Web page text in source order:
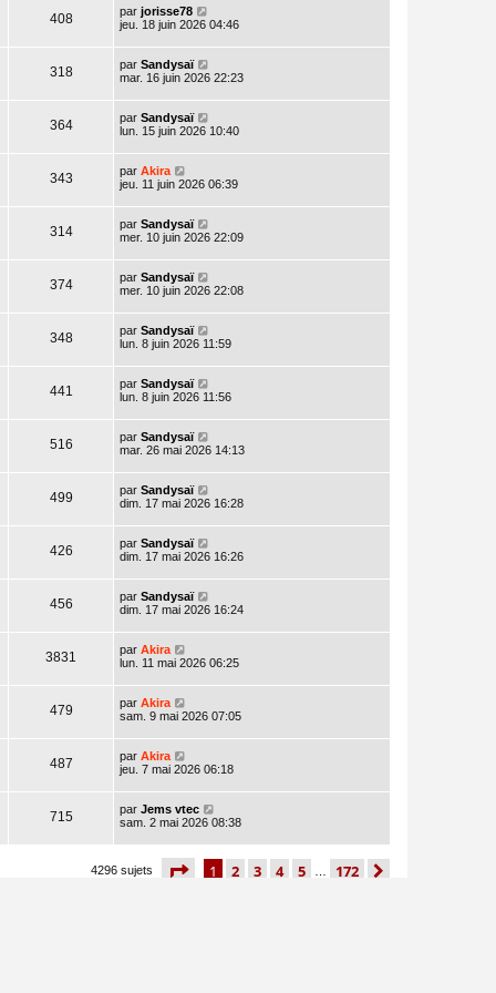
408 par jorisse78
jeu. 18 juin 2026 04:46
318 par Sandysaï
mar. 16 juin 2026 22:23
364 par Sandysaï
lun. 15 juin 2026 10:40
343 par Akira
jeu. 11 juin 2026 06:39
314 par Sandysaï
mer. 10 juin 2026 22:09
374 par Sandysaï
mer. 10 juin 2026 22:08
348 par Sandysaï
lun. 8 juin 2026 11:59
441 par Sandysaï
lun. 8 juin 2026 11:56
516 par Sandysaï
mar. 26 mai 2026 14:13
499 par Sandysaï
dim. 17 mai 2026 16:28
426 par Sandysaï
dim. 17 mai 2026 16:26
456 par Sandysaï
dim. 17 mai 2026 16:24
3831 par Akira
lun. 11 mai 2026 06:25
479 par Akira
sam. 9 mai 2026 07:05
487 par Akira
jeu. 7 mai 2026 06:18
715 par Jems vtec
sam. 2 mai 2026 08:38
4296 sujets page 1 sur 172
1 2 3 4 5 172